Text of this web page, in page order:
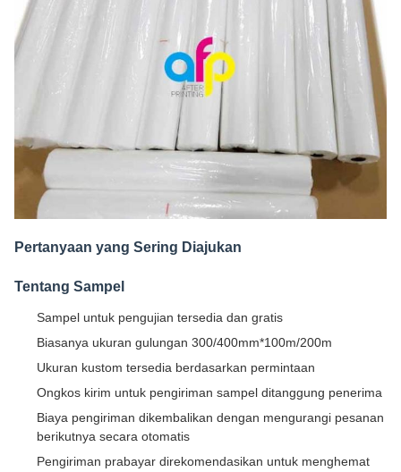
Pertanyaan yang Sering Diajukan
Tentang Sampel
Sampel untuk pengujian tersedia dan gratis
Biasanya ukuran gulungan 300/400mm*100m/200m
Ukuran kustom tersedia berdasarkan permintaan
Ongkos kirim untuk pengiriman sampel ditanggung penerima
Biaya pengiriman dikembalikan dengan mengurangi pesanan
berikutnya secara otomatis
Pengiriman prabayar direkomendasikan untuk menghemat